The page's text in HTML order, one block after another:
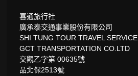
喜通旅行社
廣承泰交通事業股份有限公司
SHI TUNG TOUR TRAVEL SERVICE
GCT TRANSPORTATION CO.LTD
交觀乙字第 00635號
品北保2513號